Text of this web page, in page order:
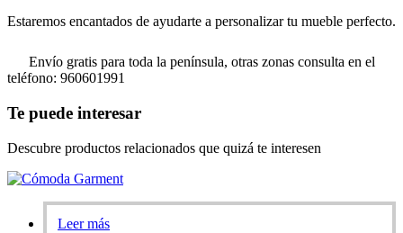
Estaremos encantados de ayudarte a personalizar tu mueble perfecto.
Envío gratis para toda la península, otras zonas consulta en el
teléfono: 960601991
Te puede interesar
Descubre productos relacionados que quizá te interesen
Leer más